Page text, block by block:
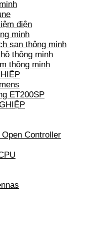
điện
minh
sạn thông minh
thông minh
thông minh
ET200SP
Controller